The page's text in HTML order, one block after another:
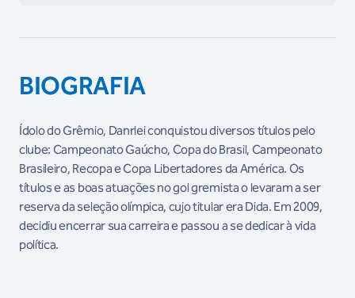
BIOGRAFIA
Ídolo do Grêmio, Danrlei conquistou diversos títulos pelo
clube: Campeonato Gaúcho, Copa do Brasil, Campeonato
Brasileiro, Recopa e Copa Libertadores da América. Os
títulos e as boas atuações no gol gremista o levaram a ser
reserva da seleção olímpica, cujo titular era Dida. Em 2009,
decidiu encerrar sua carreira e passou a se dedicar à vida
política.